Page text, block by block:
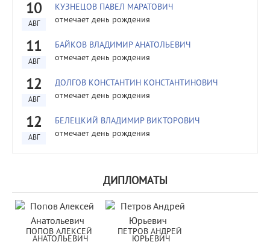
10
АВГ
КУЗНЕЦОВ ПАВЕЛ МАРАТОВИЧ
отмечает день рождения
11
АВГ
БАЙКОВ ВЛАДИМИР АНАТОЛЬЕВИЧ
отмечает день рождения
12
АВГ
ДОЛГОВ КОНСТАНТИН КОНСТАНТИНОВИЧ
отмечает день рождения
12
АВГ
БЕЛЕЦКИЙ ВЛАДИМИР ВИКТОРОВИЧ
отмечает день рождения
ДИПЛОМАТЫ
ПОПОВ АЛЕКСЕЙ
АНАТОЛЬЕВИЧ
ПЕТРОВ АНДРЕЙ
ЮРЬЕВИЧ